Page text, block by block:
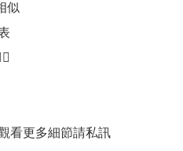
似
看更多細節請私訊